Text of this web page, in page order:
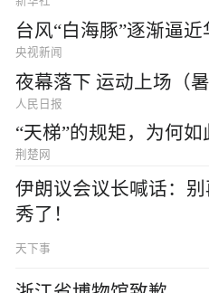
台风“白海豚”逐渐逼近
央视新闻
夜幕落下 运动上场（
人民日报
“天梯”的规矩，为何如
荆楚网
伊朗议会议长喊话：别
秀了！
天下事